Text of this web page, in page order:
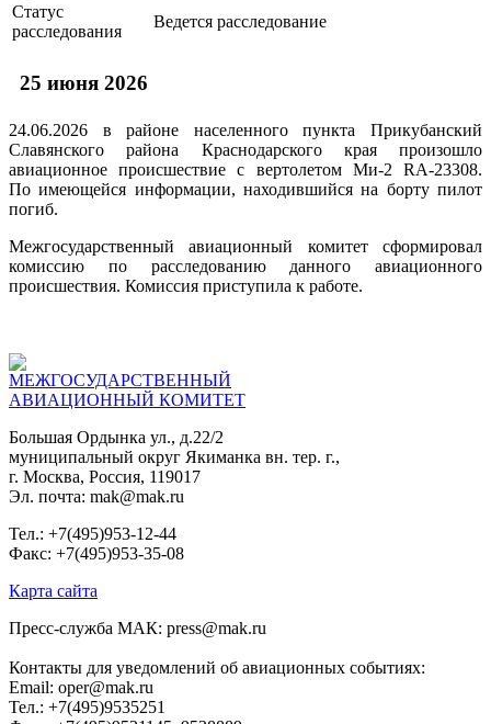
Статус
расследования
Ведется расследование
25 июня 2026
24.06.2026 в районе населенного пункта Прикубанский
Славянского района Краснодарского края произошло
авиационное происшествие с вертолетом Ми-2 RA-23308.
По имеющейся информации, находившийся на борту пилот
погиб.
Межгосударственный авиационный комитет сформировал
комиссию по расследованию данного авиационного
происшествия. Комиссия приступила к работе.
МЕЖГОСУДАРСТВЕННЫЙ
АВИАЦИОННЫЙ КОМИТЕТ
Большая Ордынка ул., д.22/2
муниципальный округ Якиманка вн. тер. г.,
г. Москва, Россия, 119017
Эл. почта: mak@mak.ru
Тел.: +7(495)953-12-44
Факс: +7(495)953-35-08
Карта сайта
Пресс-служба МАК: press@mak.ru
Контакты для уведомлений об авиационных событиях:
Email: oper@mak.ru
Тел.: +7(495)9535251